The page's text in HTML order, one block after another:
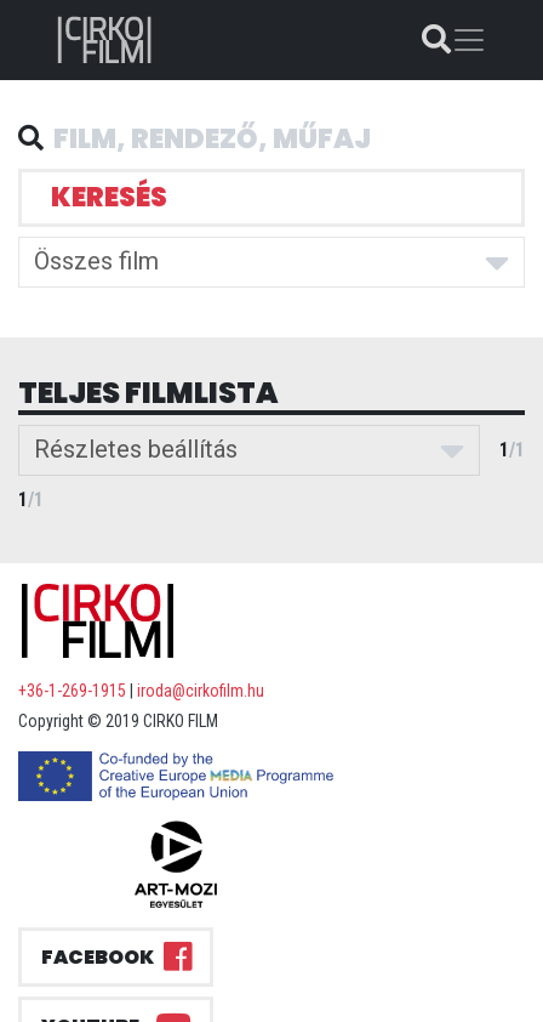
KERESÉS
Összes film
TELJES FILMLISTA
Részletes beállítás 1/1
1/1
+36-1-269-1915
iroda@cirkofilm.hu
Copyright © 2019 CIRKO FILM
FACEBOOK